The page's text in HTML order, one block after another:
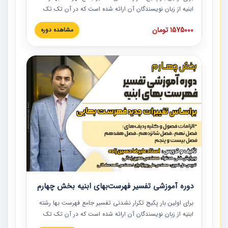
ابنیه از زبان نویسندگان آن ارائه شده است که در آن تک تک
ردیف ها و مطالب فهرست بها تفسیر و ارائه شده است. این
دوره به صورت کامل تصویری بوده و به همراه تصاویر عملیات
دوره با کلام مهندس علیرضاحسین‌زاده مدیر پروژه مهندسی
مشاور در امر بازنگری فهرست بها رشته ابنیه ارائه شده و به تمام
همکارانی که در حوزه صنعت ساخت در حال فعالیت هستند حتما
توصیه می کنیم از مطالب این دوره استفاده نمایند.
1575000 تومان مشاهده دوره
دوره آموزشی تفسیر فهرست‌بهای ابنیه بخش چهارم
برای اولین بار پکیج تکرار نشدنی تفسیر جامع فهرست بها رشته
ابنیه از زبان نویسندگان آن ارائه شده است که در آن تک تک
ردیف ها و مطالب فهرست بها تفسیر و ارائه شده است. این